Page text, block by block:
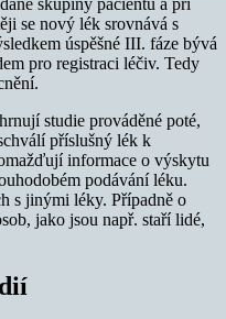
skupiny pacientů a při
se nový lék srovnává s
úspěšné III. fáze bývá
pro registraci léčiv. Tedy
studie prováděné poté,
příslušný lék k
informace o výskytu
podávání léku.
s jinými léky. Případně o
jako jsou např. staří lidé,